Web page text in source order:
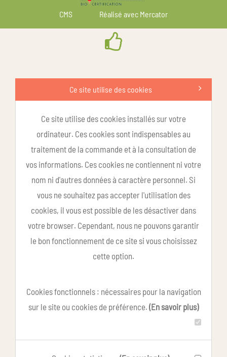
CMS Réalisé avec Mercator
Ce site utilise des cookies
Ce site utilise des cookies installés sur votre
ordinateur. Ces cookies sont indispensables au
traitement de la commande et à la consultation de
vos informations. Ces cookies ne contiennent ni votre
nom ni d'autres données à caractère personnel. Si
vous ne souhaitez pas accepter l'utilisation des
cookies, il vous est possible de les désactiver dans
votre browser. Cependant, nous ne pouvons garantir
le bon fonctionnement de ce site si vous choisissez
cette option.
Cookies fonctionnels : nécessaires pour la navigation
sur le site ou cookies de préférence. (En savoir plus)